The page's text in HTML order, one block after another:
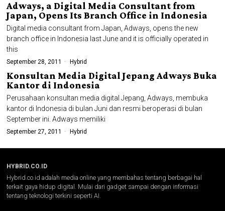
Adways, a Digital Media Consultant from
Japan, Opens Its Branch Office in Indonesia
Digital media consultant from Japan, Adways, opens the new
branch office in Indonesia last June and it is officially operated in
this
September 28, 2011 Hybrid
Konsultan Media Digital Jepang Adways Buka
Kantor di Indonesia
Perusahaan konsultan media digital Jepang, Adways, membuka
kantor di Indonesia di bulan Juni dan resmi beroperasi di bulan
September ini. Adways memiliki
September 27, 2011 Hybrid
HYBRID.CO.ID
Hybrid.co.id adalah media online yang membahas tentang berbagai hal
terkait gaya hidup digital. Mulai dari gadget sampai dengan informasi
tentang teknologi terkini seperti AI.